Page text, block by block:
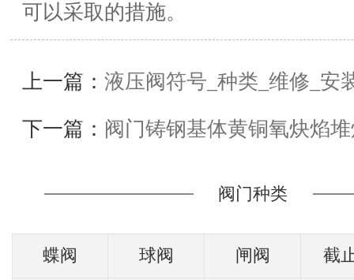
可以采取的措施。
上一篇： 液压阀符号_种类_维修_安
下一篇： 阀门铸钢基体黄铜氧炔焰
阀门种类
蝶阀 球阀 闸阀 截